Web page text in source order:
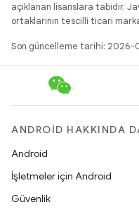
açıklanan lisanslara tabidir.
ortaklarının tescilli ticari
Son güncelleme tarihi: 2026-
ANDROID HAKKINDA
Android
İşletmeler için Android
Güvenlik